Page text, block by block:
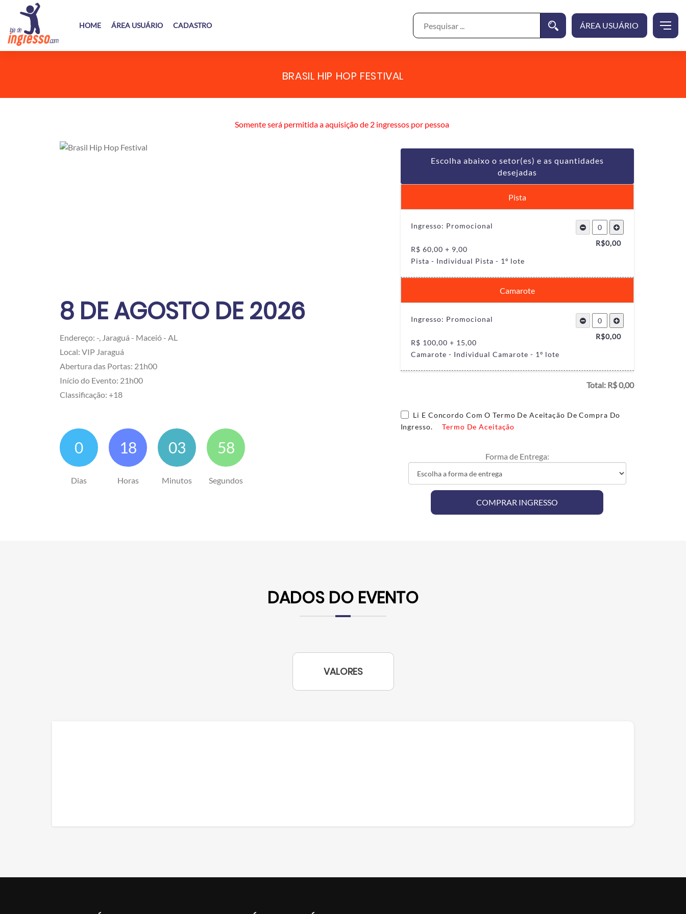
HOME ÁREA USUÁRIO CADASTRO
BRASIL HIP HOP FESTIVAL
Somente será permitida a aquisição de 2 ingressos por pessoa
8 DE AGOSTO DE 2026
Endereço: -, Jaraguá - Maceió - AL
Local: VIP Jaraguá
Abertura das Portas: 21h00
Início do Evento: 21h00
Classificação: +18
0
Dias
18
Horas
03
Minutos
57
Segundos
Escolha abaixo o setor(es) e as quantidades
desejadas
Pista
R$0,00
Ingresso: Promocional
R$ 60,00 + 9,00
Pista - Individual Pista - 1º lote
Camarote
R$0,00
Ingresso: Promocional
R$ 100,00 + 15,00
Camarote - Individual Camarote - 1º lote
Total: R$0,00
Li E Concordo Com O Termo De Aceitação De Compra Do
Ingresso.
Termo De Aceitação
Forma de Entrega:
SELECIONE UM INGRESSO
DADOS DO EVENTO
VALORES